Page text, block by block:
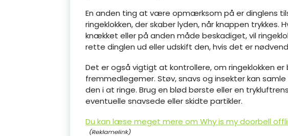
En anden ting at være opmærksom på er dinglens
ringeklokken, der skaber lyden, når knappen trykkes.
knækket eller på anden måde beskadiget, vil
rette dinglen ud eller udskift den, hvis det er
Det er også vigtigt at kontrollere, om ringeklokken
fremmedlegemer. Støv, snavs og insekter kan samle
den i at ringe. Brug en blød børste eller en
eventuelle snavsede eller skidte partikler.
Du kan læse meget mere om Why is my doorbell